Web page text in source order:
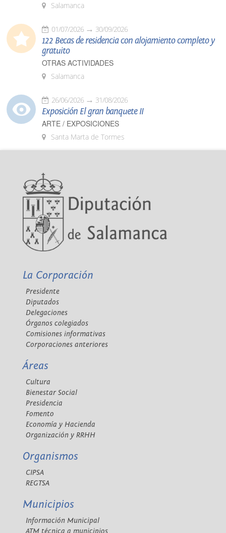
Salamanca
01/07/2026 30/09/2026
122 Becas de residencia con alojamiento completo y
gratuito
OTRAS ACTIVIDADES
Salamanca
26/06/2026 31/08/2026
Exposición El gran banquete II
ARTE / EXPOSICIONES
Santa Marta de Tormes
La Corporación
Presidente
Diputados
Delegaciones
Órganos colegiados
Comisiones informativas
Corporaciones anteriores
Áreas
Cultura
Bienestar Social
Presidencia
Fomento
Economía y Hacienda
Organización y RRHH
Organismos
CIPSA
REGTSA
Municipios
Información Municipal
ATM técnica a municipios